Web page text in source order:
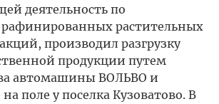
деятельность по
рафинированных растительных
производил разгрузку
продукции путем
автомашины ВОЛЬВО и
поле у поселка Кузоватово. В